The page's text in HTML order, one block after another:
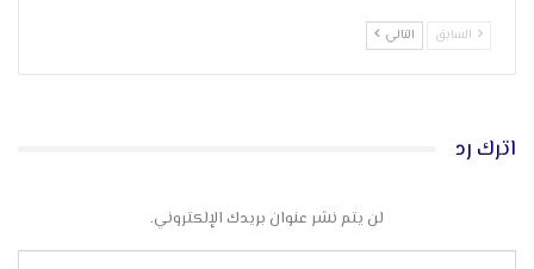
السابق التالي
اترك رد
لن يتم نشر عنوان بريدك الإلكتروني.